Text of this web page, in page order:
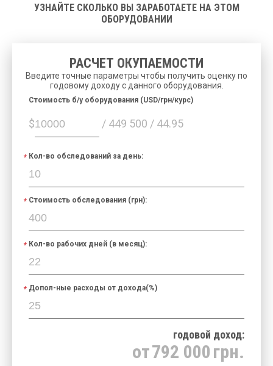
УЗНАЙТЕ СКОЛЬКО ВЫ ЗАРАБОТАЕТЕ НА ЭТОМ
ОБОРУДОВАНИИ
РАСЧЕТ ОКУПАЕМОСТИ
Введите точные параметры чтобы получить оценку по
годовому доходу с данного оборудования.
$ / 449 500 / 44.95
Cтоимость б/у оборудования (USD/грн/курс)
Кол-во обследований за день:
Стоимость обследования (грн):
Кол-во рабочих дней (в месяц):
Допол-ные расходы от дохода(%)
годовой доход:
от792 000 грн.